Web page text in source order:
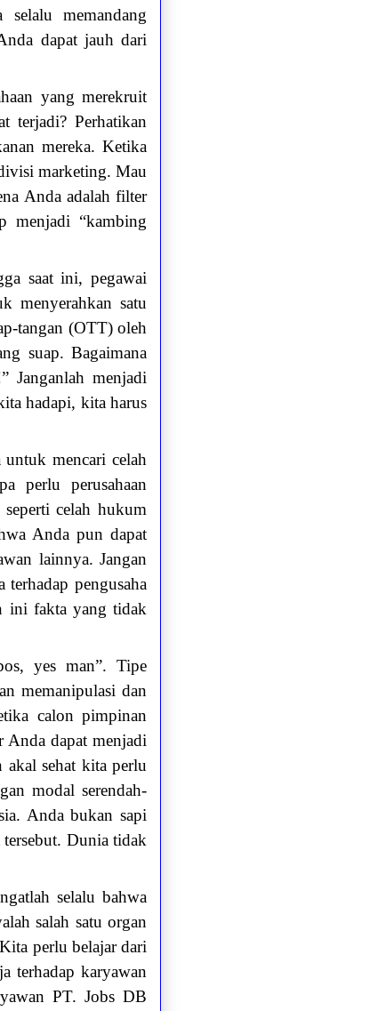
memandang
dapat jauh dari
yang merekruit
terjadi? Perhatikan
mereka. Ketika
marketing. Mau
Anda adalah filter
menjadi “kambing
saat ini, pegawai
menyerahkan satu
tangan (OTT) oleh
suap. Bagaimana
Janganlah menjadi
hadapi, kita harus
mencari celah
perlu perusahaan
celah hukum
Anda pun dapat
lainnya. Jangan
terhadap pengusaha
ini fakta yang tidak
yes man”. Tipe
memanipulasi dan
calon pimpinan
Anda dapat menjadi
akal sehat kita perlu
modal serendah-
Anda bukan sapi
Dunia tidak
selalu bahwa
salah satu organ
perlu belajar dari
terhadap karyawan
PT. Jobs DB